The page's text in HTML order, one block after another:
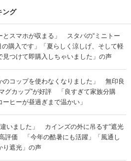
ング
とスマホが収まる」 スタバの“ミニトー
の購入です」「夏らしく涼しげ、そして軽
見つけて即購入しちゃいました」の声
のコップを使わなくなりました」 無印良
グカップ”が好評 「良すぎて家族分購
ーヒーが昼過ぎまで温かい」
違いました」 カインズの外に吊るす“遮光
評価 「今年の酷暑にも活躍」「風通し
り遮光」の声